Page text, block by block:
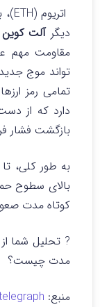
دیگر آلت
مقاومت مهم
تواند موج
تمامی رمز
دارد که از
بازگشت فشار
به طور کلی،
بالای سطوح
کوتاه مدت
? تحلیل شما
مدت چیست؟
منبع: